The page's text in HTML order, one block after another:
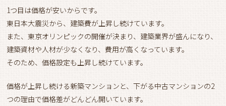
1つ目は価格が安いからです。
東日本大震災から、建築費が上昇し続けています。
また、東京オリンピックの開催が決まり、建築業界が盛んになり、
建築資材や人材が少なくなり、費用が高くなっています。
そのため、価格設定も上昇し続けています。
価格が上昇し続ける新築マンションと、下がる中古マンションの2
つの理由で価格差がどんどん開いています。